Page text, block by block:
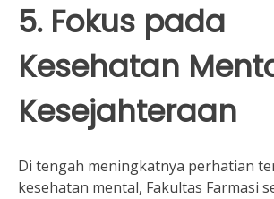
5. Fokus pada
Kesehatan
Kesejahteraan
Di tengah meningkatnya perhatian
kesehatan mental, Fakultas Farmasi